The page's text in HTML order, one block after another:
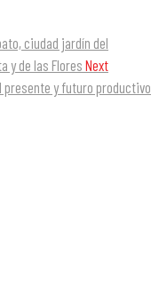
ciudad jardín del
y de las Flores Next
presente y futuro productivo